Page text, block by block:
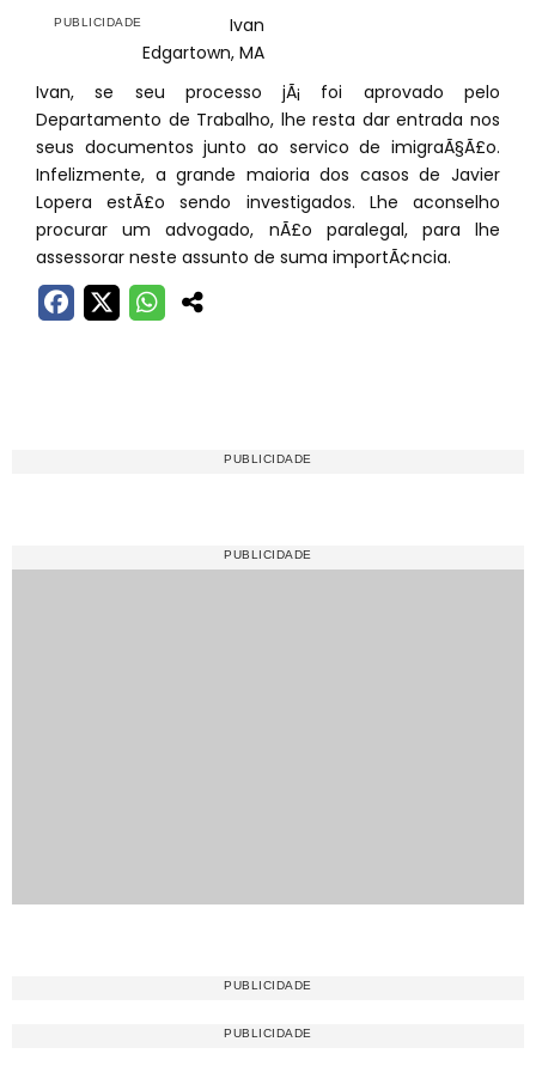
Ivan
Edgartown, MA
Ivan, se seu processo jÃ¡ foi aprovado pelo
Departamento de Trabalho, lhe resta dar entrada nos
seus documentos junto ao servico de imigraÃ§Ã£o.
Infelizmente, a grande maioria dos casos de Javier
Lopera estÃ£o sendo investigados. Lhe aconselho
procurar um advogado, nÃ£o paralegal, para lhe
assessorar neste assunto de suma importÃ¢ncia.